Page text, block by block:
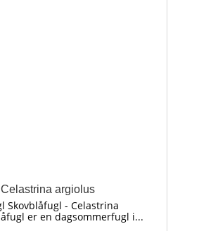
argiolus
Skovblåfugl - Celastrina
er en dagsommerfugl i...